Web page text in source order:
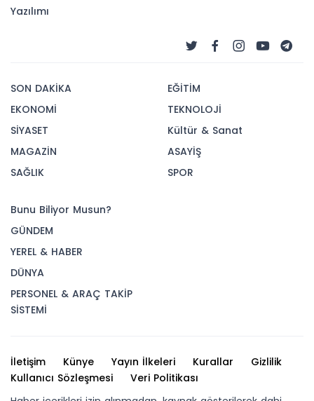
Yazılımı
SON DAKİKA
EKONOMİ
SİYASET
MAGAZİN
SAĞLIK
EĞİTİM
TEKNOLOJİ
Kültür & Sanat
ASAYİŞ
SPOR
Bunu Biliyor Musun?
GÜNDEM
YEREL & HABER
DÜNYA
PERSONEL & ARAÇ TAKİP
SİSTEMİ
İletişim Künye Yayın İlkeleri Kurallar
Gizlilik
Kullanıcı Sözleşmesi
Veri Politikası